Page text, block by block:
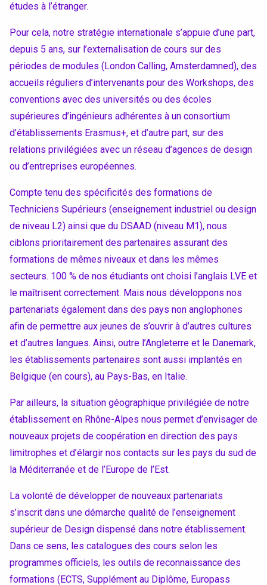
Entreprises et Institutions
Instagram
LinkedIn
études à l’étranger.
Pour cela, notre stratégie internationale s’appuie d’une part,
depuis 5 ans, sur l’externalisation de cours sur des
périodes de modules (London Calling, Amsterdamned), des
accueils réguliers d’intervenants pour des Workshops, des
conventions avec des universités ou des écoles
supérieures d’ingénieurs adhérentes à un consortium
d’établissements Erasmus+, et d’autre part, sur des
relations privilégiées avec un réseau d’agences de design
ou d’entreprises européennes.
Compte tenu des spécificités des formations de
Techniciens Supérieurs (enseignement industriel ou design
de niveau L2) ainsi que du DSAAD (niveau M1), nous
ciblons prioritairement des partenaires assurant des
formations de mêmes niveaux et dans les mêmes
secteurs. 100 % de nos étudiants ont choisi l’anglais LVE et
le maîtrisent correctement. Mais nous développons nos
partenariats également dans des pays non anglophones
afin de permettre aux jeunes de s’ouvrir à d’autres cultures
et d’autres langues. Ainsi, outre l’Angleterre et le Danemark,
les établissements partenaires sont aussi implantés en
Belgique (en cours), au Pays-Bas, en Italie.
Par ailleurs, la situation géographique privilégiée de notre
établissement en Rhône-Alpes nous permet d’envisager de
nouveaux projets de coopération en direction des pays
limitrophes et d’élargir nos contacts sur les pays du sud de
la Méditerranée et de l’Europe de l’Est.
La volonté de développer de nouveaux partenariats
s’inscrit dans une démarche qualité de l’enseignement
supérieur de Design dispensé dans notre établissement.
Dans ce sens, les catalogues des cours selon les
programmes officiels, les outils de reconnaissance des
formations (ECTS, Supplément au Diplôme, Europass